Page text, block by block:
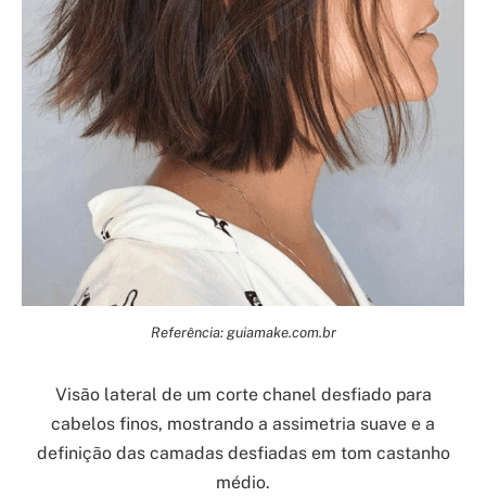
Referência: guiamake.com.br
Visão lateral de um corte chanel desfiado para
cabelos finos, mostrando a assimetria suave e a
definição das camadas desfiadas em tom castanho
médio.